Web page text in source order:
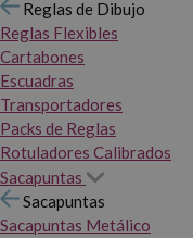
Reglas de Dibujo
Reglas Flexibles
Cartabones
Escuadras
Transportadores
Packs de Reglas
Rotuladores Calibrados
Sacapuntas
Sacapuntas
Sacapuntas Metálico